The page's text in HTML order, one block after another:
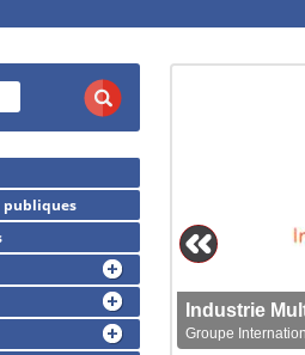
Groupe
publiques